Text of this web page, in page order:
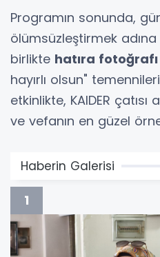
Programın sonunda,
ölümsüzleştirmek adına
birlikte hatıra fotoğrafı
hayırlı olsun"
etkinlikte, KAIDER çatısı
ve vefanın en güzel
Haberin Galerisi
1